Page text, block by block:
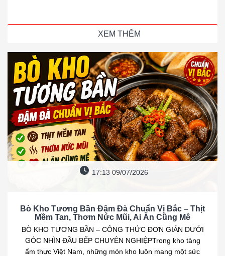
XEM THÊM
17:13 09/07/2026
Bò Kho Tương Bần Đậm Đà Chuẩn Vị Bắc – Thịt
Mềm Tan, Thơm Nức Mũi, Ai Ăn Cũng Mê
BÒ KHO TƯƠNG BẦN – CÔNG THỨC ĐƠN GIẢN DƯỚI
GÓC NHÌN ĐẦU BẾP CHUYÊN NGHIỆPTrong kho tàng
ẩm thực Việt Nam, những món kho luôn mang một sức